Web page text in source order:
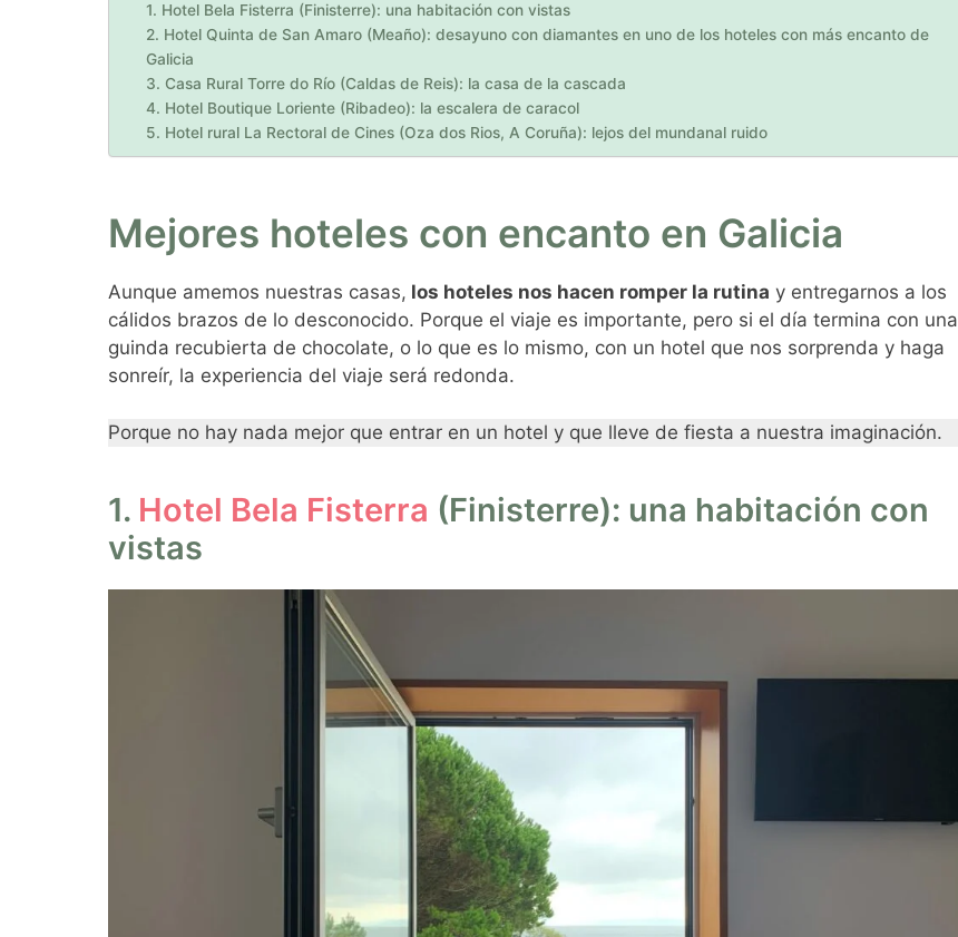
1. Hotel Bela Fisterra (Finisterre): una habitación con vistas
2. Hotel Quinta de San Amaro (Meaño): desayuno con diamantes en uno de los hoteles con más encanto de
Galicia
3. Casa Rural Torre do Río (Caldas de Reis): la casa de la cascada
4. Hotel Boutique Loriente (Ribadeo): la escalera de caracol
5. Hotel rural La Rectoral de Cines (Oza dos Rios, A Coruña): lejos del mundanal ruido
Mejores hoteles con encanto en Galicia
Aunque amemos nuestras casas, los hoteles nos hacen romper la rutina y entregarnos a los
cálidos brazos de lo desconocido. Porque el viaje es importante, pero si el día termina con una
guinda recubierta de chocolate, o lo que es lo mismo, con un hotel que nos sorprenda y haga
sonreír, la experiencia del viaje será redonda.
Porque no hay nada mejor que entrar en un hotel y que lleve de fiesta a nuestra imaginación.
1. Hotel Bela Fisterra (Finisterre): una habitación con
vistas